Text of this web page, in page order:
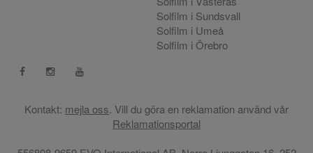
Solfilm i Sundsvall
Solfilm i Umeå
Solfilm i Örebro
Kontakt: mejla oss. Vill du göra en reklamation använd vår
Reklamationsportal